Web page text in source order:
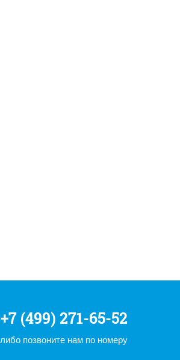
+7 (499) 271-65-52
либо позвоните нам по номеру